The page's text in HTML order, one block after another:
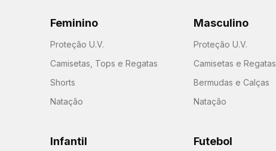
Feminino
Proteção U.V.
Camisetas, Tops e Regatas
Shorts
Natação
Infantil
Masculino
Proteção U.V.
Camisetas e Regatas
Bermudas e Calças
Natação
Futebol